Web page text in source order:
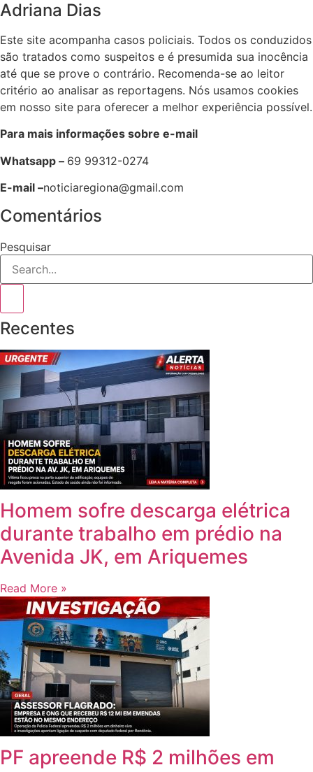
Adriana Dias
Este site acompanha casos policiais. Todos os conduzidos
são tratados como suspeitos e é presumida sua inocência
critério ao analisar as reportagens. Nós usamos cookies
em nosso site para oferecer a melhor experiência possível.
Para mais informações sobre e-mail
Whatsapp –69 99312-0274
E-mail – noticiaregiona@gmail.com
Comentários
Pesquisar